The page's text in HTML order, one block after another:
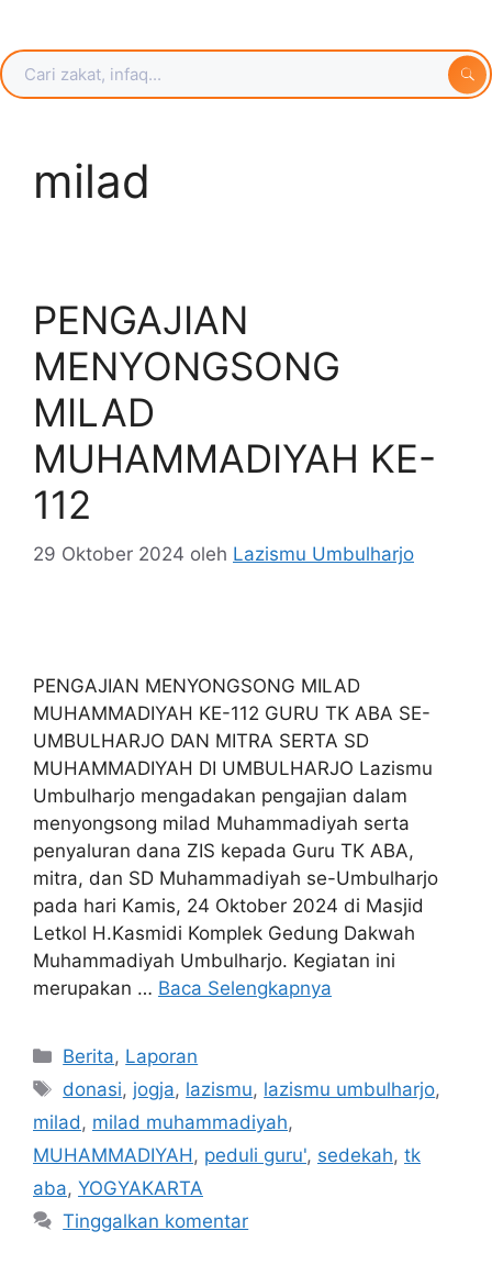
milad
PENGAJIAN
MENYONGSONG
MILAD
MUHAMMADIYAH KE-
112
29 Oktober 2024 oleh Lazismu Umbulharjo
PENGAJIAN MENYONGSONG MILAD
MUHAMMADIYAH KE-112 GURU TK ABA SE-
UMBULHARJO DAN MITRA SERTA SD
MUHAMMADIYAH DI UMBULHARJO Lazismu
Umbulharjo mengadakan pengajian dalam
menyongsong milad Muhammadiyah serta
penyaluran dana ZIS kepada Guru TK ABA,
mitra, dan SD Muhammadiyah se-Umbulharjo
pada hari Kamis, 24 Oktober 2024 di Masjid
Letkol H.Kasmidi Komplek Gedung Dakwah
Muhammadiyah Umbulharjo. Kegiatan ini
merupakan … Baca Selengkapnya
Berita, Laporan
donasi, jogja, lazismu, lazismu umbulharjo,
milad , milad muhammadiyah,
MUHAMMADIYAH , peduli guru', sedekah, tk
aba, YOGYAKARTA
Tinggalkan komentar